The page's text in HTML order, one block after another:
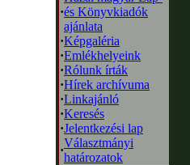
·és Könyvkiadók
ajánlata
·Képgaléria
·Emlékhelyeink
·Rólunk írták
·Hírek archívuma
·Linkajánló
·Keresés
·Jelentkezési lap
·
Választmányi
határozatok